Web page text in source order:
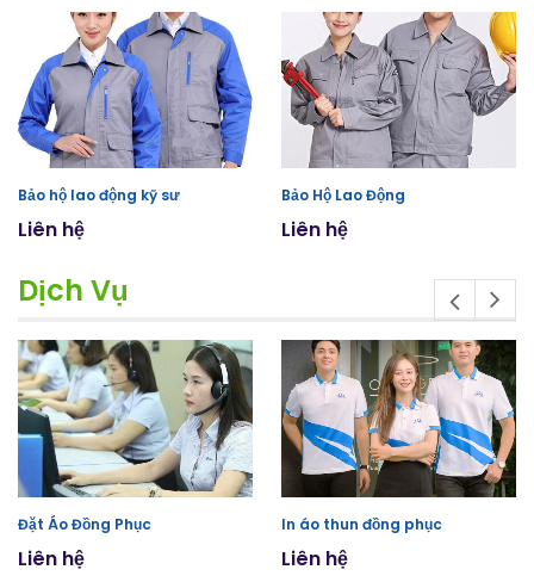
Bảo hộ lao động kỹ sư
Liên hệ
Bảo Hộ Lao Động
Liên hệ
Dịch Vụ
Đặt Áo Đồng Phục
Liên hệ
In áo thun đồng phục
Liên hệ